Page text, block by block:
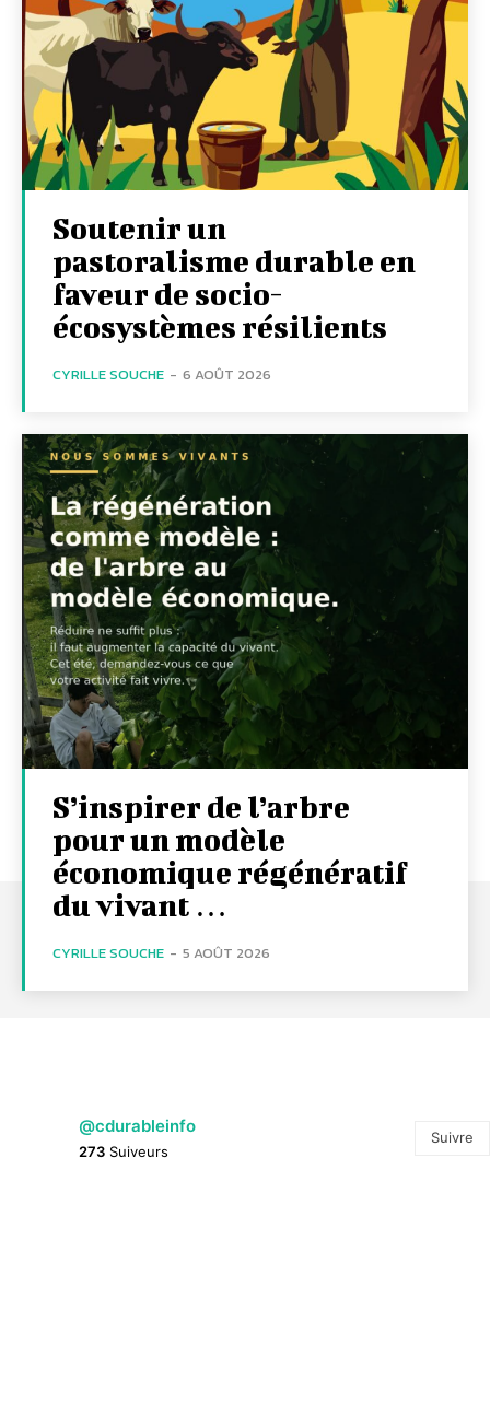
Soutenir un
pastoralisme durable en
faveur de socio-
écosystèmes résilients
CYRILLE SOUCHE - 6 AOÛT 2026
S’inspirer de l’arbre
pour un modèle
économique régénératif
du vivant …
CYRILLE SOUCHE - 5 AOÛT 2026
@cdurableinfo
273 Suiveurs
Suivre